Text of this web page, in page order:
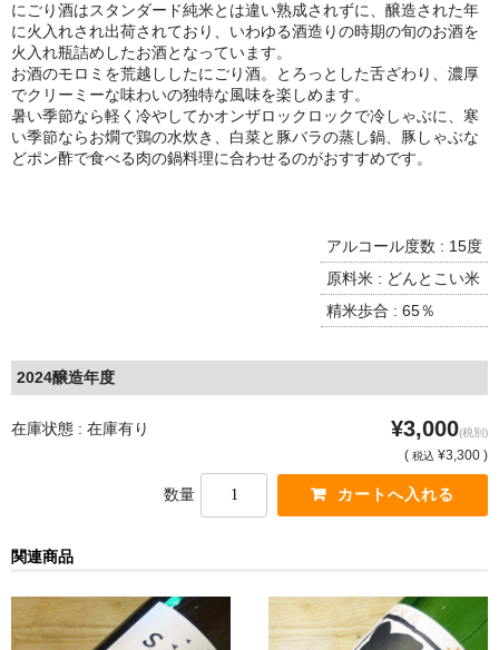
悦凱陣 丸尾本店（香川県琴平市）
旭菊・綾花 旭菊酒造（福岡県久留米市）
本 格 焼 酎
小鹿 小鹿酒造（鹿児島県鹿屋市)
自 然 派 ワ イ ン
Petitjean Pienne（ﾌﾟﾁｼﾞｬﾝ･ﾋﾟｴﾝﾇ）
Pattes Loup（ﾊﾟｯﾄ・ﾙｰ）
にごり酒はスタンダード純米とは違い熟成されずに、醸造された年
に火入れされ出荷されており、いわゆる酒造りの時期の旬のお酒を
火入れ瓶詰めしたお酒となっています。
お酒のモロミを荒越ししたにごり酒。とろっとした舌ざわり、濃厚
でクリーミーな味わいの独特な風味を楽しめます。
暑い季節なら軽く冷やしてかオンザロックロックで冷しゃぶに、寒
い季節ならお燗で鶏の水炊き、白菜と豚バラの蒸し鍋、豚しゃぶな
どポン酢で食べる肉の鍋料理に合わせるのがおすすめです。
アルコール度数 : 15度
原料米 : どんとこい米
精米歩合 : 65％
2024醸造年度
在庫状態 : 在庫有り ¥3,000(税別)
( 税込 ¥3,300 )
数量
関連商品